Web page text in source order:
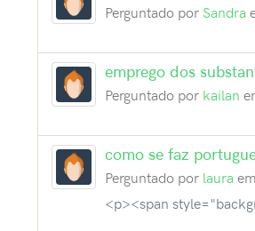
Perguntado por Sandra
emprego dos
Perguntado por kailan
como se faz
Perguntado por lauraem
<p><span